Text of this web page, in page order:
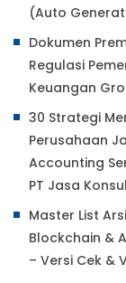
(Auto
Dokumen
Regulasi
Keuangan
30 Strategi
Perusahaan
Accounting
PT Jasa
Master List
Blockchain &
– Versi Cek &